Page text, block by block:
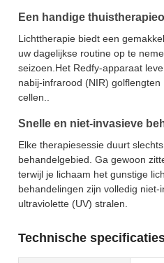
Een handige
Lichttherapie biedt een
uw dagelijkse routine op te
seizoen.Het Redfy-apparaat
nabij-infrarood (NIR)
cellen..
Snelle en niet-invasieve
Elke therapiesessie duurt
behandelgebied. Ga gewoon
terwijl je lichaam het gunstige
behandelingen zijn volledig
ultraviolette (UV) stralen.
Technische